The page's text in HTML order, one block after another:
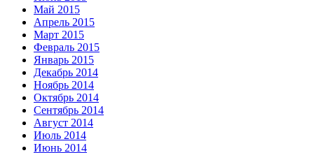
Май 2015
Апрель 2015
Март 2015
Февраль 2015
Январь 2015
Декабрь 2014
Ноябрь 2014
Октябрь 2014
Сентябрь 2014
Август 2014
Июль 2014
Июнь 2014